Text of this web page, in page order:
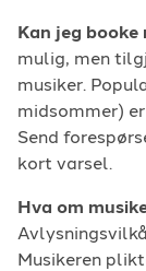
Kan jeg
mulig, men
musiker.
midsommer)
Send
kort varsel.
Hva om
Musikeren